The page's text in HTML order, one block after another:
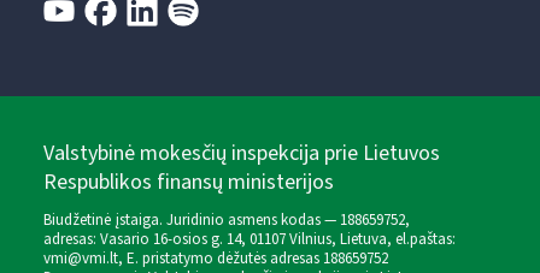
Valstybinė mokesčių inspekcija prie Lietuvos
Respublikos finansų ministerijos
Biudžetinė įstaiga. Juridinio asmens kodas — 188659752,
adresas: Vasario 16-osios g. 14, 01107 Vilnius, Lietuva, el.paštas:
vmi@vmi.lt, E. pristatymo dėžutės adresas 188659752